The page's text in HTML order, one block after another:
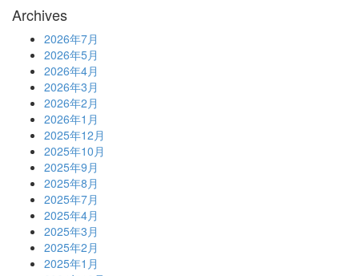
Archives
2026年7月
2026年5月
2026年4月
2026年3月
2026年2月
2026年1月
2025年12月
2025年10月
2025年9月
2025年8月
2025年7月
2025年4月
2025年3月
2025年2月
2025年1月